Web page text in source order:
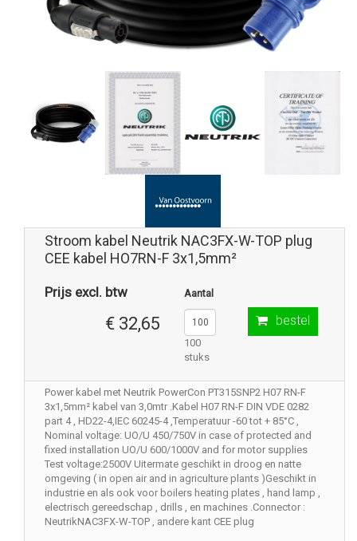
Stroom kabel Neutrik NAC3FX-W-TOP plug
CEE kabel HO7RN-F 3x1,5mm²
Prijs excl. btw
€ 32,65
Aantal
100
stuks
bestel
Power kabel met Neutrik PowerCon PT315SNP2 H07 RN-F
3x1,5mm² kabel van 3,0mtr .Kabel H07 RN-F DIN VDE 0282
part 4 , HD22-4,IEC 60245-4 ,Temperatuur -60 tot + 85°C ,
Nominal voltage: UO/U 450/750V in case of protected and
fixed installation UO/U 600/1000V and for motor supplies
Test voltage:2500V Uitermate geschikt in droog en natte
omgeving ( in open air and in agriculture plants )Geschikt in
industrie en als ook voor boilers heating plates , hand lamp ,
electrisch gereedschap , drills , en machines .Connector :
NeutrikNAC3FX-W-TOP , andere kant CEE plug